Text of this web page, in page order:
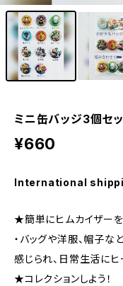
ミニ缶バッジ3個セ
¥660
International
★簡単にヒムカイザーを
・バッグや洋服、帽子
感じられ、日常生活にヒ
★コレクションしよう！